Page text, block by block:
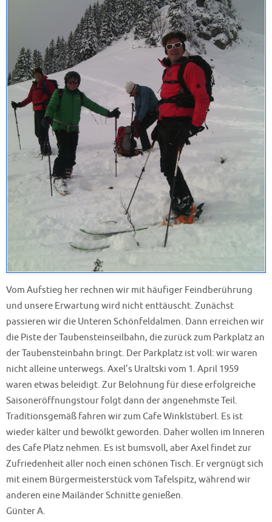
Vom Aufstieg her rechnen wir mit häufiger Feindberührung
und unsere Erwartung wird nicht enttäuscht. Zunächst
passieren wir die Unteren Schönfeldalmen. Dann erreichen wir
die Piste der Taubensteinseilbahn, die zurück zum Parkplatz an
der Taubensteinbahn bringt. Der Parkplatz ist voll: wir waren
nicht alleine unterwegs. Axel’s Uraltski vom 1. April 1959
waren etwas beleidigt. Zur Belohnung für diese erfolgreiche
Saisoneröffnungstour folgt dann der angenehmste Teil.
Traditionsgemäß fahren wir zum Cafe Winklstüberl. Es ist
wieder kälter und bewölkt geworden. Daher wollen im Inneren
des Cafe Platz nehmen. Es ist bumsvoll, aber Axel findet zur
Zufriedenheit aller noch einen schönen Tisch. Er vergnügt sich
mit einem Bürgermeisterstück vom Tafelspitz, während wir
anderen eine Mailänder Schnitte genießen.
Günter A.